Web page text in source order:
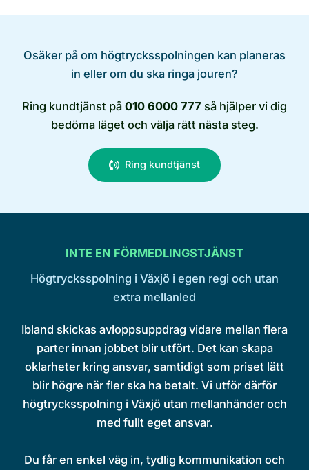
Osäker på om högtrycksspolningen kan planeras
in eller om du ska ringa jouren?
Ring kundtjänst på 010 6000 777 så hjälper vi dig
bedöma läget och välja rätt nästa steg.
Ring kundtjänst
INTE EN FÖRMEDLINGSTJÄNST
Högtrycksspolning i Växjö i egen regi och utan
extra mellanled
Ibland skickas avloppsuppdrag vidare mellan flera
parter innan jobbet blir utfört. Det kan skapa
oklarheter kring ansvar, samtidigt som priset lätt
blir högre när fler ska ha betalt. Vi utför därför
högtrycksspolning i Växjö utan mellanhänder och
med fullt eget ansvar.
Du får en enkel väg in, tydlig kommunikation och